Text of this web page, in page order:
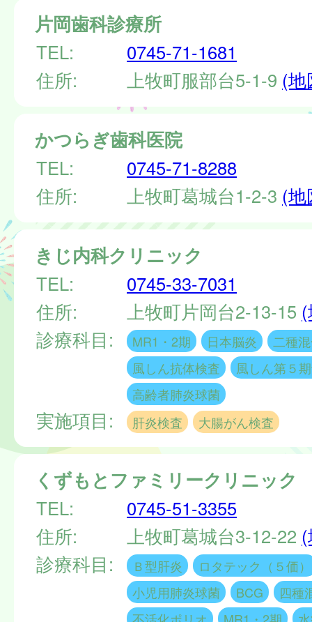
片岡歯科診療所
TEL:
0745-71-1681
住所:
上牧町服部台5-1-9 (地
かつらぎ歯科医院
TEL:
0745-71-8288
住所:
上牧町葛城台1-2-3 (地
きじ内科クリニック
TEL:
0745-33-7031
住所:
上牧町片岡台2-13-15
診療科目:
MR1・2期 日本脳炎
二種
風しん抗体検査
風しん第５
高齢者肺炎球菌
実施項目: 肝炎検査 大腸がん検査
くずもとファミリークリニック
TEL:
0745-51-3355
住所:
上牧町葛城台3-12-22
診療科目:
Ｂ型肝炎
ロタテック（５価）
小児用肺炎球菌
BCG
四種